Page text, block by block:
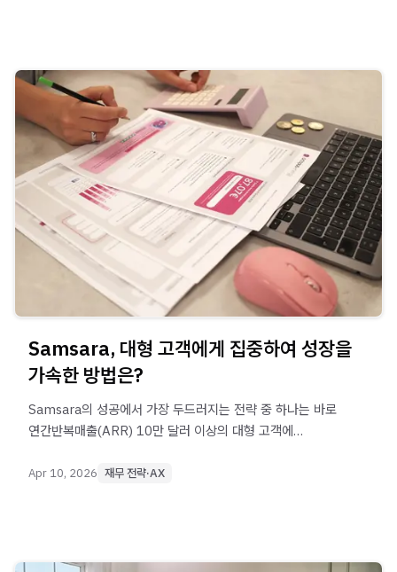
Samsara, 대형 고객에게 집중하여 성장을
가속한 방법은?
Samsara의 성공에서 가장 두드러지는 전략 중 하나는 바로
연간반복매출(ARR) 10만 달러 이상의 대형 고객에
Apr 10, 2026 재무 전략·AX